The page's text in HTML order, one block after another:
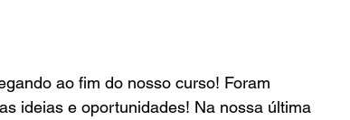
ao fim do nosso curso! Foram
ideias e oportunidades! Na nossa última